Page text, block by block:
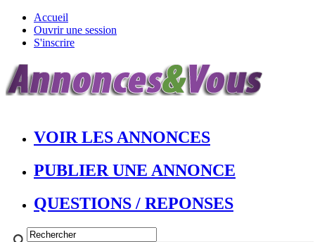
Accueil
Ouvrir une session
S'inscrire
VOIR LES ANNONCES
PUBLIER UNE ANNONCE
QUESTIONS / REPONSES